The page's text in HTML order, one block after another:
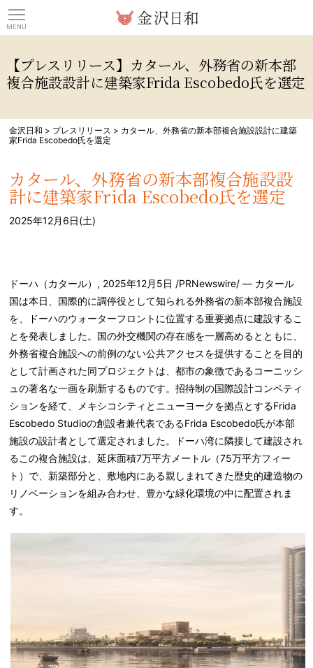
【プレスリリース】カタール、外務省の新本部
複合施設設計に建築家Frida Escobedo氏を選定
金沢日和 > プレスリリース > カタール、外務省の新本部複合施設設計に建築
家Frida Escobedo氏を選定
カタール、外務省の新本部複合施設設
計に建築家Frida Escobedo氏を選定
2025年12月6日(土)
ドーハ（カタール） , 2025年12月5日 /PRNewswire/ — カタール
国は本日、国際的に調停役として知られる外務省の新本部複合施設
を、ドーハのウォーターフロントに位置する重要拠点に建設するこ
とを発表しました。国の外交機関の存在感を一層高めるとともに、
外務省複合施設への前例のない公共アクセスを提供することを目的
として計画された同プロジェクトは、都市の象徴であるコーニッシ
ュの著名な一画を刷新するものです。招待制の国際設計コンペティ
ションを経て、メキシコシティとニューヨークを拠点とするFrida
Escobedo Studioの創設者兼代表であるFrida Escobedo氏が本部
施設の設計者として選定されました。ドーハ湾に隣接して建設され
るこの複合施設は、延床面積7万平方メートル（75万平方フィー
ト）で、新築部分と、敷地内にある親しまれてきた歴史的建造物の
リノベーションを組み合わせ、豊かな緑化環境の中に配置されま
す。